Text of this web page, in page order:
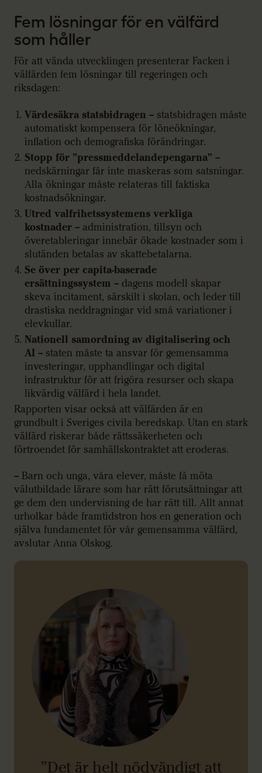
Fem lösningar för en välfärd
som håller
För att vända utvecklingen presenterar Facken i
välfärden fem lösningar till regeringen och
riksdagen:
Värdesäkra statsbidragen – statsbidragen måste
automatiskt kompensera för löneökningar,
inflation och demografiska förändringar.
Stopp för ”pressmeddelandepengarna” –
nedskärningar får inte maskeras som satsningar.
Alla ökningar måste relateras till faktiska
kostnadsökningar.
Utred valfrihetssystemens verkliga
kostnader – administration, tillsyn och
överetableringar innebär ökade kostnader som i
slutänden betalas av skattebetalarna.
Se över per capita-baserade
ersättningssystem – dagens modell skapar
skeva incitament, särskilt i skolan, och leder till
drastiska neddragningar vid små variationer i
elevkullar.
Nationell samordning av digitalisering och
AI – staten måste ta ansvar för gemensamma
investeringar, upphandlingar och digital
infrastruktur för att frigöra resurser och skapa
likvärdig välfärd i hela landet.
Rapporten visar också att välfärden är en
grundbult i Sveriges civila beredskap. Utan en stark
välfärd riskerar både rättssäkerheten och
förtroendet för samhällskontraktet att eroderas.
– Barn och unga, våra elever, måste få möta
välutbildade lärare som har rätt förutsättningar att
ge dem den undervisning de har rätt till. Allt annat
urholkar både framtidstron hos en generation och
själva fundamentet för vår gemensamma välfärd,
avslutar Anna Olskog.
”Det är helt nödvändigt att